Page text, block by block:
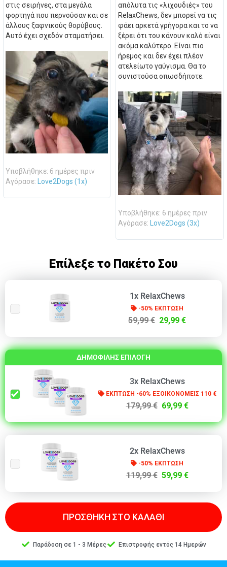
στις σειρήνες, στα μεγάλα
φορτηγά που περνούσαν και σε
άλλους ξαφνικούς θορύβους.
Αυτό έχει σχεδόν σταματήσει.
Υποβλήθηκε: 6 ημέρες πριν
Αγόρασε: Love2Dogs (1x)
απόλυτα τις «λιχουδιές» του
RelaxChews, δεν μπορεί να τις
φάει αρκετά γρήγορα και το να
ξέρει ότι του κάνουν καλό είναι
ακόμα καλύτερο. Είναι πιο
ήρεμος και δεν έχει πλέον
ατελείωτο γαύγισμα. Θα το
συνιστούσα οπωσδήποτε.
Υποβλήθηκε: 6 ημέρες πριν
Αγόρασε:
Love2Dogs (3x)
Επίλεξε το Πακέτο Σου
1x RelaxChews
-50% ΕΚΠΤΩΣΗ
59,99 € 29,99 €
ΔΗΜΟΦΙΛΗΣ ΕΠΙΛΟΓΗ
3x RelaxChews
ΕΚΠΤΩΣΗ -60% ΕΞΟΙΚΟΝΟΜΕΙΣ 110 €
179,99 € 69,99 €
2x RelaxChews
-50% ΕΚΠΤΩΣΗ
119,99 € 59,99 €
ΠΡΟΣΘΗΚΗ ΣΤΟ ΚΑΛΑΘΙ
Παράδοση σε 1 - 3 Μέρες Επιστροφής εντός 14 Ημερών